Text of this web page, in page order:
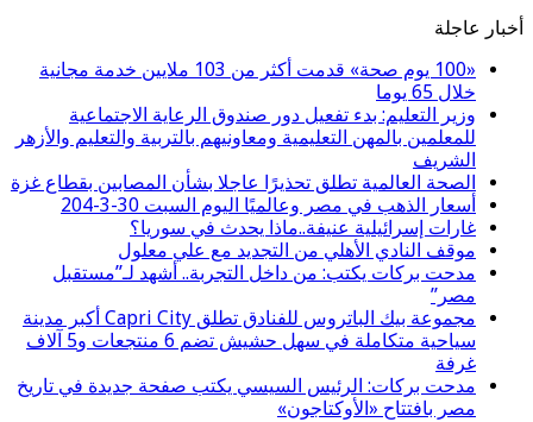
أخبار عاجلة
«100 يوم صحة» قدمت أكثر من 103 ملايين خدمة مجانية
خلال 65 يوما
وزير التعليم: بدء تفعيل دور صندوق الرعاية الاجتماعية
للمعلمين بالمهن التعليمية ومعاونيهم بالتربية والتعليم والأزهر
الشريف
الصحة العالمية تطلق تحذيرًا عاجلا بشأن المصابين بقطاع غزة
أسعار الذهب في مصر وعالميًا اليوم السبت 30-3-204
غارات إسرائيلية عنيفة..ماذا يحدث في سوريا؟
موقف النادي الأهلي من التجديد مع علي معلول
مدحت بركات يكتب: من داخل التجربة.. أشهد لـ”مستقبل
مصر”
مجموعة بيك الباتروس للفنادق تطلق Capri City أكبر مدينة
سياحية متكاملة في سهل حشيش تضم 6 منتجعات و5 آلاف
غرفة
مدحت بركات: الرئيس السيسي يكتب صفحة جديدة في تاريخ
مصر بافتتاح «الأوكتاجون»